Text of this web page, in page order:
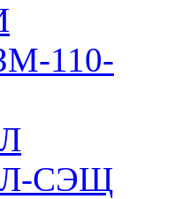
110-
СЭЩ